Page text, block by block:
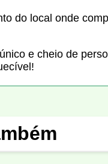
do local onde
e cheio de